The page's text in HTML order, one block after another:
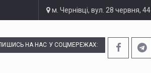
м. Чернівці, вул. 28 червня, 44
НА НАС У СОЦМЕРЕЖАХ: